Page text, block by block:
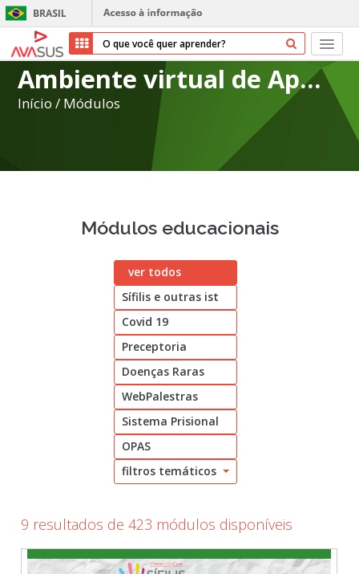
Início
Parceiros
Transparência
Repositório
Ajuda
Entrar
Cadastrar
pt_br
Ambiente virtual de Aprendizagem do SUS
Início / Módulos
Módulos educacionais
ver todos
Sífilis e outras ist
Covid 19
Preceptoria
Doenças Raras
WebPalestras
Sistema Prisional
OPAS
filtros temáticos
9 resultados de 423 módulos disponíveis